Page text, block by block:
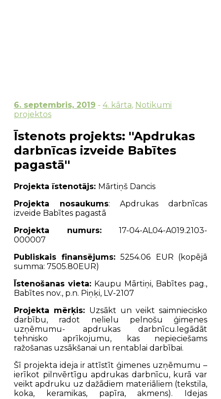
6. septembris, 2019 - 4. kārta, Notikumi
projektos
Īstenots projekts: ''Apdrukas
darbnīcas izveide Babītes
pagastā''
Projekta īstenotājs: Mārtiņš Dancis
Projekta nosaukums: Apdrukas darbnīcas
izveide Babītes pagastā
Projekta numurs: 17-04-AL04-A019.2103-
000007
Publiskais finansējums: 5254.06
EUR (kopējā
summa: 7505.80EUR)
Īstenošanas vieta: Kaupu Mārtiņi, Babītes pag.,
Babītes nov., p.n. Piņķi, LV-2107
Projekta mērķis: Uzsākt un veikt saimniecisko
darbību, radot nelielu pelnošu ģimenes
uzņēmumu- apdrukas darbnīcu.Iegādāt
tehnisko aprīkojumu, kas nepieciešams
ražošanas uzsākšanai un rentablai darbībai.
Šī projekta ideja ir attīstīt ģimenes uzņēmumu –
ierīkot pilnvērtīgu apdrukas darbnīcu, kurā var
veikt apdruku uz dažādiem materiāliem (tekstila,
koka, keramikas, papīra, akmens). Idejas